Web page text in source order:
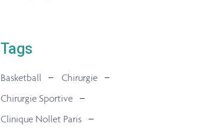
Tags
Basketball
Chirurgie
Chirurgie Sportive
Clinique Nollet Paris